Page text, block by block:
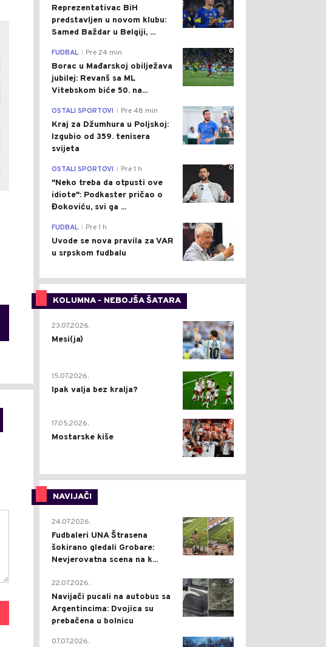
Reprezentativac BiH
predstavljen u novom klubu:
Samed Baždar u Belgiji, ...
0
FUDBAL Pre 24 min
Borac u Mađarskoj obilježava
jubilej: Revanš sa ML
Vitebskom biće 50. na...
0
OSTALI SPORTOVI Pre 48 min
Kraj za Džumhura u Poljskoj:
Izgubio od 359. tenisera
svijeta
0
OSTALI SPORTOVI Pre 1 h
"Neko treba da otpusti ove
idiote": Podkaster pričao o
Đokoviću, svi ga ...
FUDBAL Pre 1 h
Uvode se nova pravila za VAR
u srpskom fudbalu
KOLUMNA - NEBOJŠA ŠATARA
0
23.07.2026.
Mesi(ja)
2
15.07.2026.
Ipak valja bez kralja?
0
17.05.2026.
Mostarske kiše
NAVIJAČI
0
24.07.2026.
Fudbaleri UNA Štrasena
šokirano gledali Grobare:
Nevjerovatna scena na k...
0
22.07.2026.
Navijači pucali na autobus sa
Argentincima: Dvojica su
prebačena u bolnicu
1
07.07.2026.